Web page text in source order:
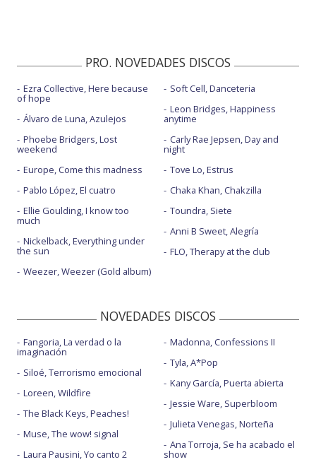
PRO. NOVEDADES DISCOS
Ezra Collective, Here because
of hope
Álvaro de Luna, Azulejos
Phoebe Bridgers, Lost
weekend
Europe, Come this madness
Pablo López, El cuatro
Ellie Goulding, I know too
much
Nickelback, Everything under
the sun
Weezer, Weezer (Gold album)
Soft Cell, Danceteria
Leon Bridges, Happiness
anytime
Carly Rae Jepsen, Day and
night
Tove Lo, Estrus
Chaka Khan, Chakzilla
Toundra, Siete
Anni B Sweet, Alegría
FLO, Therapy at the club
NOVEDADES DISCOS
Fangoria, La verdad o la
imaginación
Siloé, Terrorismo emocional
Loreen, Wildfire
The Black Keys, Peaches!
Muse, The wow! signal
Laura Pausini, Yo canto 2
Madonna, Confessions II
Tyla, A*Pop
Kany García, Puerta abierta
Jessie Ware, Superbloom
Julieta Venegas, Norteña
Ana Torroja, Se ha acabado el
show